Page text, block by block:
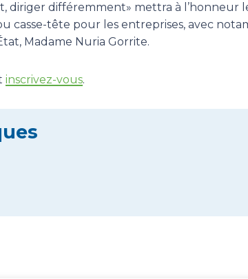
diriger différemment» mettra à l’honneur
casse-tête pour les entreprises, avec
Madame Nuria Gorrite.
inscrivez-vous.